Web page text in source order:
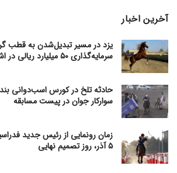
آخرین اخبار
یزد در مسیر تبدیل‌شدن به قطب
سرمایه‌گذاری ۵۰ میلیارد ریالی در اشکذر
حادثه تلخ در کورس اسب‌دوانی
سوارکار جوان در پیست مسابقه
زمان رونمایی از رئیس جدید
۵ آذر، روز تصمیم نهایی